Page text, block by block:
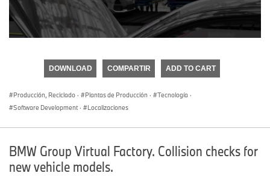
seconds
DOWNLOAD COMPARTIR ADD TO CART
Producción, Reciclado · Plantas de Producción · Tecnología ·
Software Development · Localizaciones
BMW Group Virtual Factory. Collision checks for
new vehicle models.